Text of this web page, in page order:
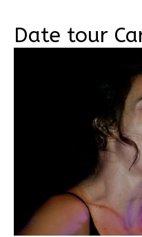
Date tour